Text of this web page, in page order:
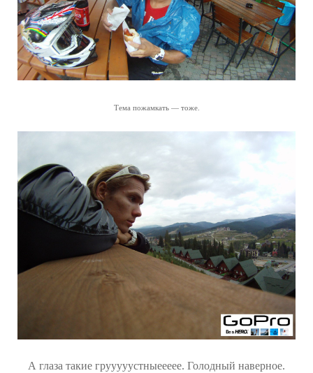
Тема пожамкать — тоже.
А глаза такие грууууустныеееее. Голодный наверное.